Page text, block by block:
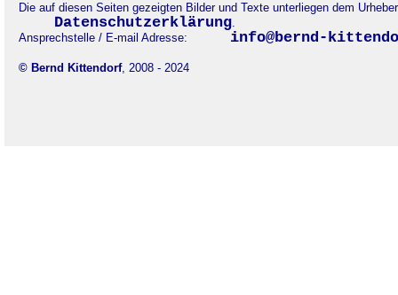
Die auf diesen Seiten gezeigten Bilder und Texte unterliegen dem
Datenschutzerklärung.
Ansprechstelle / E-mail Adresse:
info@bernd-
© Bernd Kittendorf, 2008 - 2024